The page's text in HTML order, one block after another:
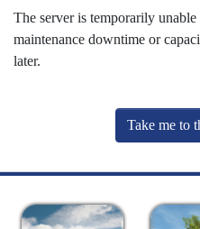
The server is temporarily
maintenance downtime or
later.
Take me to